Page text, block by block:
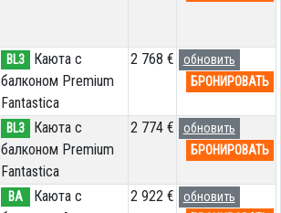
BL3
Каюта с
балконом Premium
Fantastica
2 768 €
обновить
БРОНИРОВАТЬ
BL3
Каюта с
балконом Premium
Fantastica
2 774 €
обновить
БРОНИРОВАТЬ
BA
Каюта с
2 922 €
обновить